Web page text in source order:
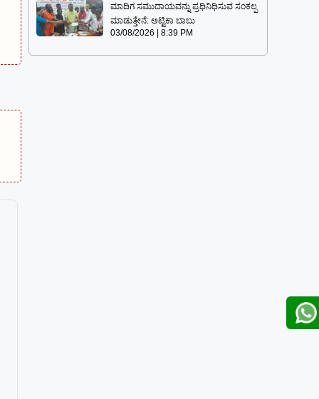
ಮಾದಿಗ ಸಮುದಾಯವನ್ನು ಪ್ರಧಿನಿಧಿಸುವ ಸಂಕಲ್ಪ
ಮಾಡುತ್ತೇನೆ: ಅಟ್ಟಿಕಾ ಬಾಬು
03/08/2026
8:39 PM